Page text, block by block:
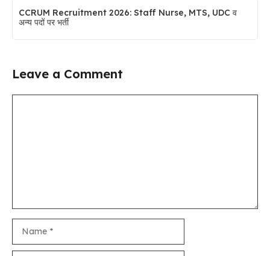
CCRUM Recruitment 2026: Staff Nurse, MTS, UDC व
अन्य पदों पर भर्ती
Leave a Comment